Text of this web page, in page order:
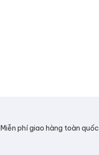
Miễn phí giao hàng toàn quốc